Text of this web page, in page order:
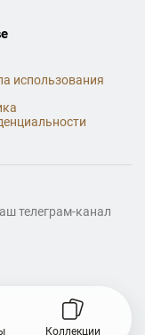
Коллекции
использования
телеграм-канал